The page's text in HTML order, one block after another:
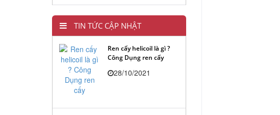
TIN TỨC CẬP NHẬT
Ren cấy helicoil là gì ?
Công Dụng ren cấy
28/10/2021